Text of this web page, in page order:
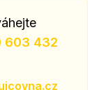
603 432